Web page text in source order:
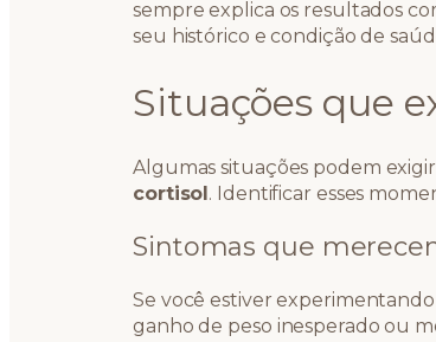
sempre explica os resultados
seu histórico e condição de
Situações que
Algumas situações podem
cortisol. Identificar esses
Sintomas que
Se você estiver
ganho de peso inesperado ou